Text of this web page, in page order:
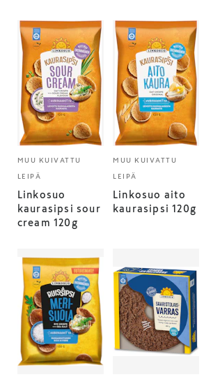
MUU KUIVATTU
LEIPÄ
Linkosuo
kaurasipsi sour
cream 120g
MUU KUIVATTU
LEIPÄ
Linkosuo aito
kaurasipsi 120g